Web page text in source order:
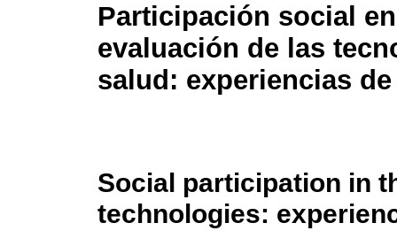
Participación social
evaluación de las
salud: experiencias
Social participation in
technologies: